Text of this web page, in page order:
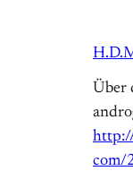
H.D.
Über
com/